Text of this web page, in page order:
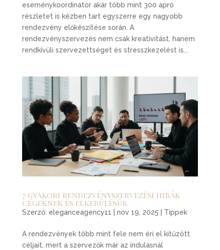
eseménykoordinátor akár több mint 300 apró
részletet is kézben tart egyszerre egy nagyobb
rendezvény előkészítése során. A
rendezvényszervezés nem csak kreativitást, hanem
rendkívüli szervezettséget és stresszkezelést is...
7 gyakori rendezvényszervezési hibák
cégeknek és elkerülésük
Szerző: eleganceagency11 nov 19, 2025 Tippek
A rendezvények több mint fele nem éri el kitűzött
céljait, mert a szervezők már az indulásnál